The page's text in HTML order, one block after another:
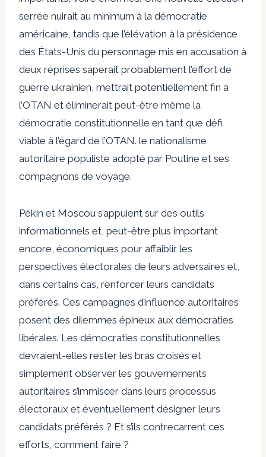
serrée nuirait au minimum à la démocratie
américaine, tandis que l’élévation à la présidence
des États-Unis du personnage mis en accusation à
deux reprises saperait probablement l’effort de
guerre ukrainien, mettrait potentiellement fin à
l’OTAN et éliminerait peut-être même la
démocratie constitutionnelle en tant que défi
viable à l’égard de l’OTAN. le nationalisme
autoritaire populiste adopté par Poutine et ses
compagnons de voyage.
Pékin et Moscou s’appuient sur des outils
informationnels et, peut-être plus important
encore, économiques pour affaiblir les
perspectives électorales de leurs adversaires et,
dans certains cas, renforcer leurs candidats
préférés. Ces campagnes d’influence autoritaires
posent des dilemmes épineux aux démocraties
libérales. Les démocraties constitutionnelles
devraient-elles rester les bras croisés et
simplement observer les gouvernements
autoritaires s’immiscer dans leurs processus
électoraux et éventuellement désigner leurs
candidats préférés ? Et s’ils contrecarrent ces
efforts, comment faire ?